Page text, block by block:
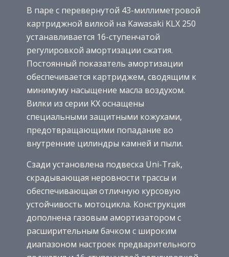
В паре с перевернутой 43-миллиметровой
картриджной вилкой на Kawasaki KLX 250
устанавливается 16-ступенчатой
регулировкой амортизации сжатия.
Постоянный показатель амортизации
обеспечивается картриджем, сводящим к
минимуму насыщение масла воздухом.
Вилки из серии KX оснащены
специальными защитными кожухами,
предотвращающими попадание во
внутренние цилиндры камней и пыли.
Сзади установлена подвеска Uni-Trak,
скрадывающая неровности трассы и
обеспечивающая отличную курсовую
устойчивость мотоцикла. Конструкция
дополнена газовым амортизатором с
расширительным бачком с широким
диапазоном настроек предварительного